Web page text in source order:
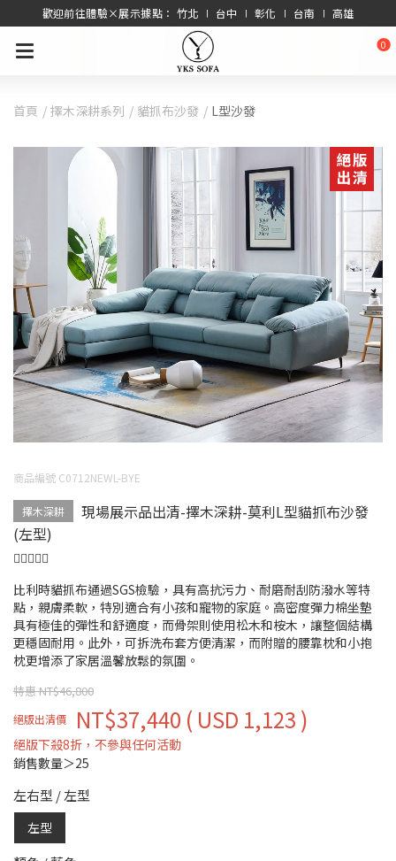
歡迎前往體驗×展示據點： 竹北 ∣ 台中 ∣ 彰化 ∣ 台南 ∣ 高雄
0
首頁 擇木深耕系列 貓抓布沙發 L型沙發
商品編號 C0712NEWL-BYE
擇木深耕
現場展示品出清-擇木深耕-莫利L型貓抓布沙發
(左型)
比利時貓抓布通過SGS檢驗，具有高抗污力、耐磨耐刮防潑水等特
點，親膚柔軟，特別適合有小孩和寵物的家庭。高密度彈力棉坐墊
具有極佳的彈性和舒適度，而骨架則使用松木和桉木，讓整個結構
更穩固耐用。此外，可拆洗布套方便清潔，而附贈的腰靠枕和小抱
枕更增添了家居溫馨放鬆的氛圍。
特惠 NT$46,800
絕版出清價 NT$37,440 ( USD 1,123 )
絕版下殺8折，不參與任何活動
銷售數量＞25
左右型 /左型
左型